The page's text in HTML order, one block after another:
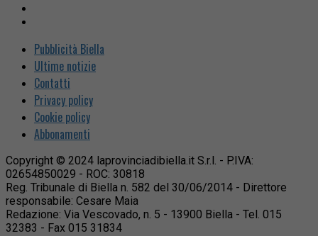
Pubblicità Biella
Ultime notizie
Contatti
Privacy policy
Cookie policy
Abbonamenti
Copyright © 2024 laprovinciadibiella.it S.r.l. - P.IVA:
02654850029 - ROC: 30818
Reg. Tribunale di Biella n. 582 del 30/06/2014 - Direttore
responsabile: Cesare Maia
Redazione: Via Vescovado, n. 5 - 13900 Biella - Tel. 015
32383 - Fax 015 31834